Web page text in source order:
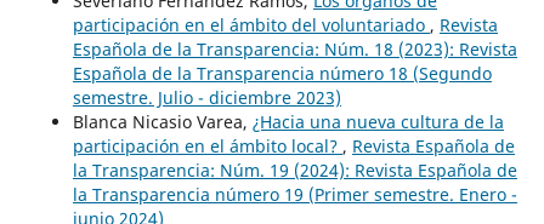
participación en el ámbito del voluntariado , Revista
Española de la Transparencia: Núm. 18 (2023): Revista
Española de la Transparencia número 18 (Segundo
semestre. Julio - diciembre 2023)
Blanca Nicasio Varea, ¿Hacia una nueva cultura de la
participación en el ámbito local? , Revista Española de
la Transparencia: Núm. 19 (2024): Revista Española de
la Transparencia número 19 (Primer semestre. Enero -
junio 2024)